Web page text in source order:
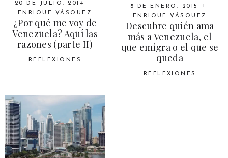
20 DE JULIO, 2014
ENRIQUE VÁSQUEZ
¿Por qué me voy de
Venezuela? Aquí las
razones (parte II)
REFLEXIONES
8 DE ENERO, 2015
ENRIQUE VÁSQUEZ
Descubre quién ama
más a Venezuela, el
que emigra o el que se
queda
REFLEXIONES